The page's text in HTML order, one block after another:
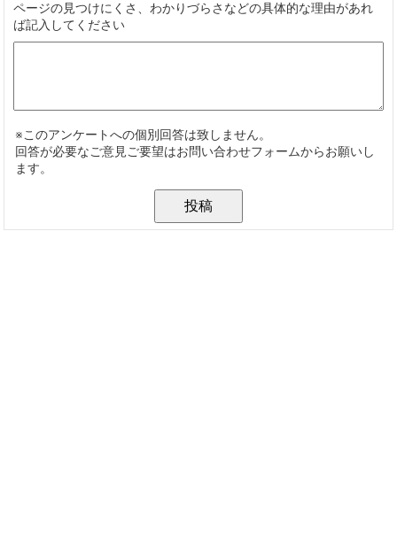
ページの見つけにくさ、わかりづらさなどの具体的な理由があれ
ば記入してください
※このアンケートへの個別回答は致しません。
回答が必要なご意見ご要望はお問い合わせフォームからお願いし
ます。